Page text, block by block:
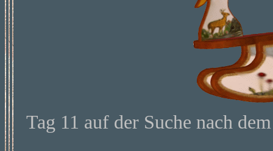
Tag 11 auf der Suche nach